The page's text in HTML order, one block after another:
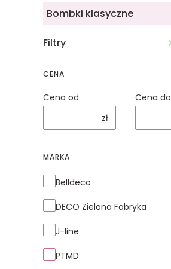
Bombki klasyczne
Filtry
CENA
Cena od
zł
Cena do
MARKA
Marka
Belldeco
DECO Zielona Fabryka
J-line
PTMD